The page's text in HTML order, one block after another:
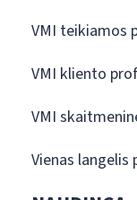
VMI teikiamos
VMI kliento
VMI
Vienas